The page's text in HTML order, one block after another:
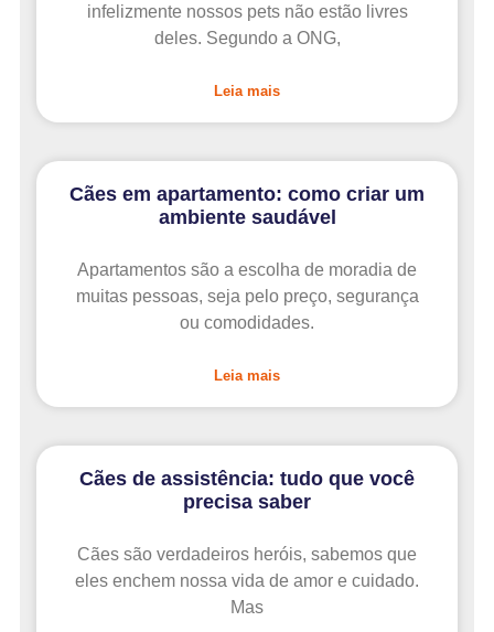
infelizmente nossos pets não estão livres
deles. Segundo a ONG,
Leia mais
Cães em apartamento: como criar um
ambiente saudável
Apartamentos são a escolha de moradia de
muitas pessoas, seja pelo preço, segurança
ou comodidades.
Leia mais
Cães de assistência: tudo que você
precisa saber
Cães são verdadeiros heróis, sabemos que
eles enchem nossa vida de amor e cuidado.
Mas